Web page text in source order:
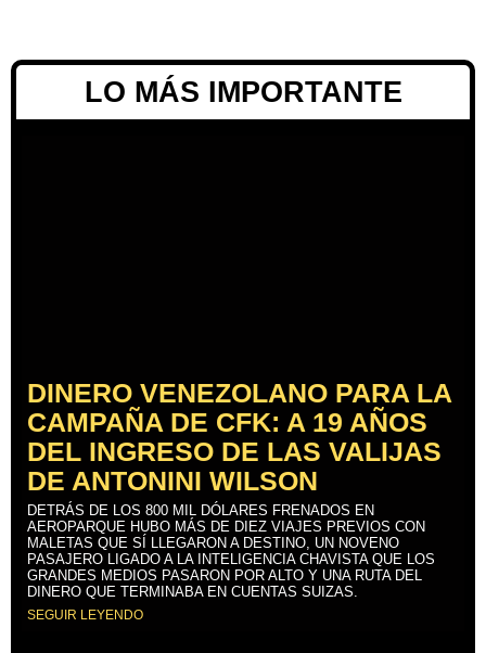
LO MÁS IMPORTANTE
DINERO VENEZOLANO PARA LA
CAMPAÑA DE CFK: A 19 AÑOS
DEL INGRESO DE LAS VALIJAS
DE ANTONINI WILSON
DETRÁS DE LOS 800 MIL DÓLARES FRENADOS EN
AEROPARQUE HUBO MÁS DE DIEZ VIAJES PREVIOS CON
MALETAS QUE SÍ LLEGARON A DESTINO, UN NOVENO
PASAJERO LIGADO A LA INTELIGENCIA CHAVISTA QUE LOS
GRANDES MEDIOS PASARON POR ALTO Y UNA RUTA DEL
DINERO QUE TERMINABA EN CUENTAS SUIZAS.
SEGUIR LEYENDO